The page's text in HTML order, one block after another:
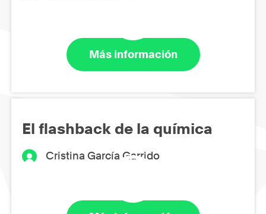
Más información
El flashback de la química
Cristina García Garrido